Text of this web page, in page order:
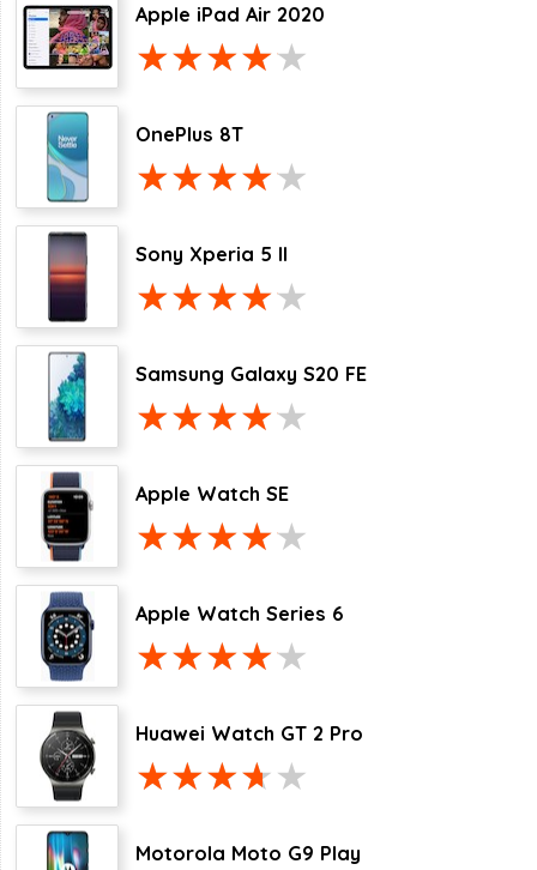
Apple iPad Air 2020
OnePlus 8T
Sony Xperia 5 II
Samsung Galaxy S20 FE
Apple Watch SE
Apple Watch Series 6
Huawei Watch GT 2 Pro
Motorola Moto G9 Play